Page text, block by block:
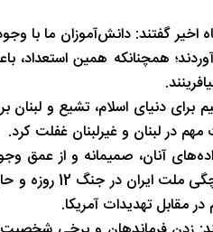
همچنانکه همین استعداد،
دنیای اسلام،‌ تشیع و لبنان
در لبنان و غیرلبنان غفلت کرد.
یاد سرداران،‌ دانشمندان و سایر شهیدان جنگ 12 روزه،‌ به خانواده‌های آنان،‌
گفتند و مطالب اصلی سخنان تلویزیونی خود با ملت را در 3 محور
مقابل تهدیدات آمریکا.
پاییز هزار رنگ